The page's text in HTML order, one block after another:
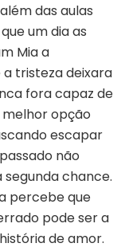
das aulas
um dia as
Mia a
tristeza deixara
fora capaz de
melhor opção
escapar
não
segunda chance.
percebe que
pode ser a
de amor.